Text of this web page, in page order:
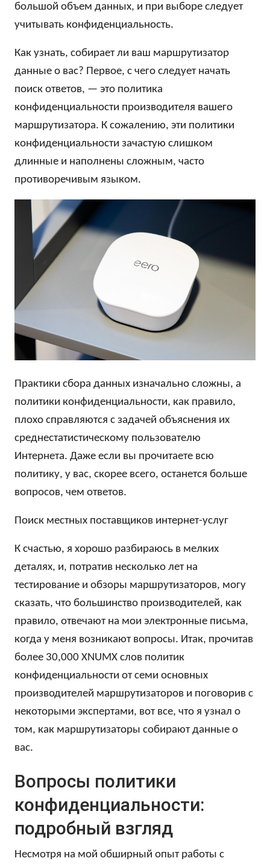
большой объем данных, и при выборе следует
учитывать конфиденциальность.
Как узнать, собирает ли ваш маршрутизатор
данные о вас? Первое, с чего следует начать
поиск ответов, — это политика
конфиденциальности производителя вашего
маршрутизатора. К сожалению, эти политики
конфиденциальности зачастую слишком
длинные и наполнены сложным, часто
противоречивым языком.
Практики сбора данных изначально сложны, а
политики конфиденциальности, как правило,
плохо справляются с задачей объяснения их
среднестатистическому пользователю
Интернета. Даже если вы прочитаете всю
политику, у вас, скорее всего, останется больше
вопросов, чем ответов.
Поиск местных поставщиков интернет-услуг
К счастью, я хорошо разбираюсь в мелких
деталях, и, потратив несколько лет на
тестирование и обзоры маршрутизаторов, могу
сказать, что большинство производителей, как
правило, отвечают на мои электронные письма,
когда у меня возникают вопросы. Итак, прочитав
более 30,000 XNUMX слов политик
конфиденциальности от семи основных
производителей маршрутизаторов и поговорив с
некоторыми экспертами, вот все, что я узнал о
том, как маршрутизаторы собирают данные о
вас.
Вопросы политики
конфиденциальности:
подробный взгляд
Несмотря на мой обширный опыт работы с